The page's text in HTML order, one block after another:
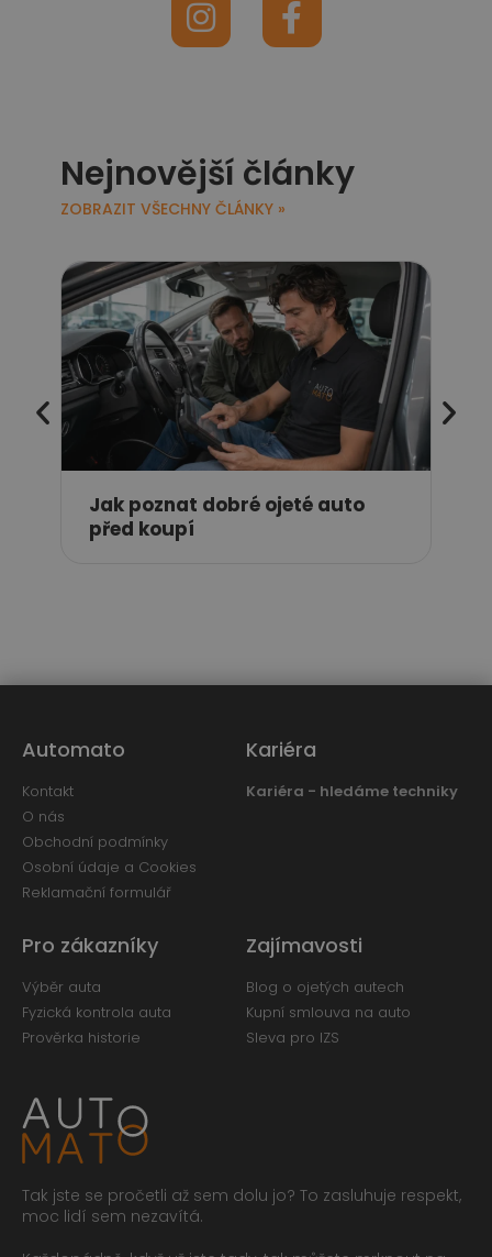
Nejnovější články
ZOBRAZIT VŠECHNY ČLÁNKY »
Jak poznat dobré ojeté auto
před koupí
Tak jste se pročetli až sem dolu jo? To zasluhuje respekt,
moc lidí sem nezavítá.
Pro zákazníky
Výběr auta
Fyzická kontrola auta
Prověrka historie
Zajímavosti
Blog o ojetých autech
Kupní smlouva na auto
Sleva pro IZS
Kariéra
Kariéra - hledáme techniky
Automato
Kontakt
O nás
Obchodní podmínky
Osobní údaje a Cookies
Reklamační formulář